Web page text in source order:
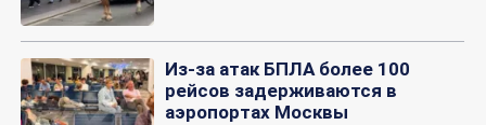
Из-за атак БПЛА более 100
рейсов задерживаются в
аэропортах Москвы